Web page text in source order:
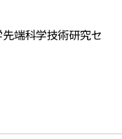
先端科学技術研究セ